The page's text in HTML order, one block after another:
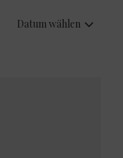
Datum wählen